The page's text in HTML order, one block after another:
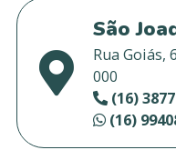
São
Rua Goiás,
000
(16)
(16)